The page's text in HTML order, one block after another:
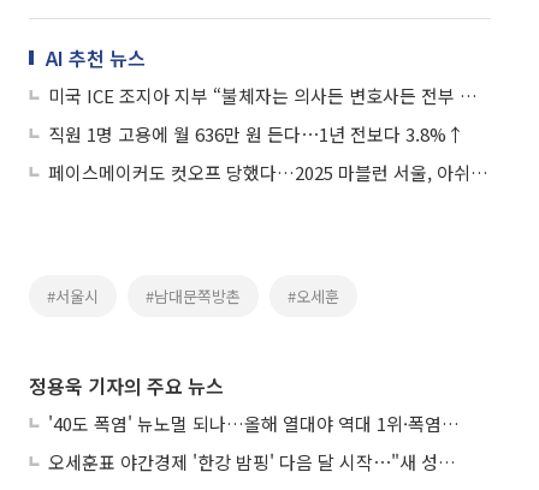
AI 추천 뉴스
미국 ICE 조지아 지부 “불체자는 의사든 변호사든 전부 추방”
직원 1명 고용에 월 636만 원 든다⋯1년 전보다 3.8%↑
페이스메이커도 컷오프 당했다…2025 마블런 서울, 아쉬운 후기
#서울시 #남대문쪽방촌 #오세훈
정용욱 기자의 주요 뉴스
'40도 폭염' 뉴노멀 되나…올해 열대야 역대 1위·폭염일수 평년 3배 넘어
오세훈표 야간경제 '한강 밤핑' 다음 달 시작⋯"새 성장동력 만들 것"